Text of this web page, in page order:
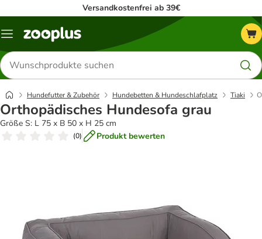
Versandkostenfrei ab 39€
Menü
Produkte
suchen
Hundefutter & Zubehör Hundebetten & Hundeschlafplatz Tiaki
Orthopädisches Hundesofa grau
Größe S: L 75 x B 50 x H 25 cm
(0) Produkt bewerten